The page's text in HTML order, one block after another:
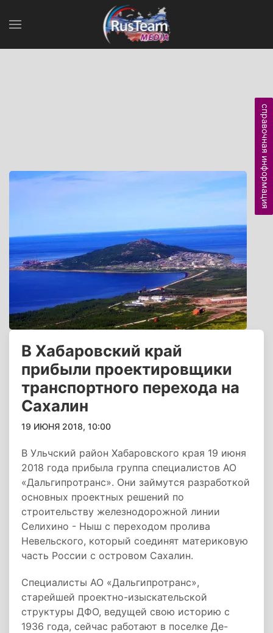
В Хабаровский край
прибыли проектировщики
транспортного перехода на
Сахалин
19 ИЮНЯ 2018, 10:00
В Ульчский район Хабаровского края 19 июня
2018 года прибыла группа специалистов АО
«Дальгипротранс». Они займутся разработкой
основных проектных решений по
строительству железнодорожной линии
Селихино - Ныш с переходом пролива
Невельского, который соединят материковую
часть России с островом Сахалин.
Специалисты АО «Дальгипротранс»,
старейшей проектно-изыскательской
структуры ДФО, ведущей свою историю с
1936 года, сейчас работают в поселке Де-
справочная информация